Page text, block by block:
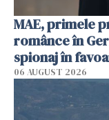
MAE, primele
românce în
spionaj în
06 AUGUST 2026